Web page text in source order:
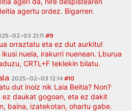
agertu ordez. Bigarren
02-03 21:11 #9
orraztatu eta ez dut aurkitu!
nuela, irakurri nuenean. Lburua
CRTL+F teklekin bilatu.
2025-02-03 12:14#10
dut inoiz nik Laia Beitia? Non?
ez daukat gogoan, eta ez dakit
baina, izatekotan, ohartu gabe.